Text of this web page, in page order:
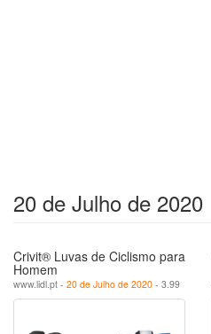
20 de Julho de 2020
Crivit® Luvas de Ciclismo para
Homem
www.lidl.pt - 20 de Julho de 2020 - 3.99